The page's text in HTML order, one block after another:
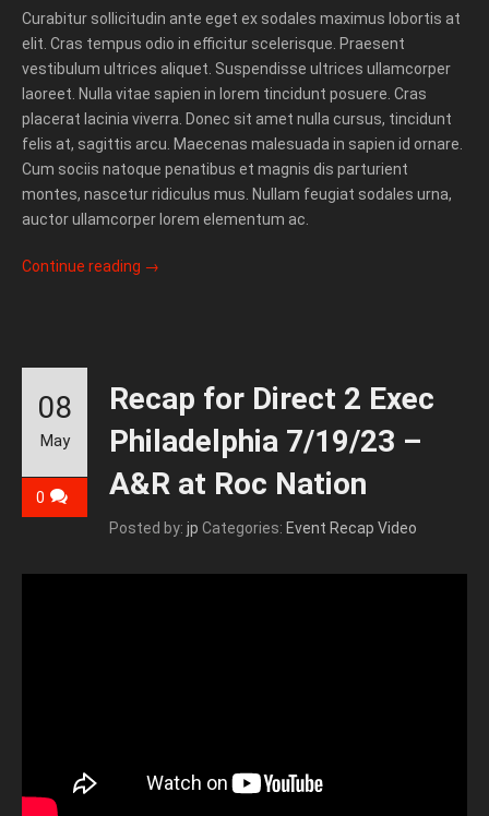
Curabitur sollicitudin ante eget ex sodales maximus lobortis at
elit. Cras tempus odio in efficitur scelerisque. Praesent
vestibulum ultrices aliquet. Suspendisse ultrices ullamcorper
laoreet. Nulla vitae sapien in lorem tincidunt posuere. Cras
placerat lacinia viverra. Donec sit amet nulla cursus, tincidunt
felis at, sagittis arcu. Maecenas malesuada in sapien id ornare.
Cum sociis natoque penatibus et magnis dis parturient
montes, nascetur ridiculus mus. Nullam feugiat sodales urna,
auctor ullamcorper lorem elementum ac.
Continue reading →
Recap for Direct 2 Exec
Philadelphia 7/19/23 –
A&R at Roc Nation
Posted by: jp Categories: Event Recap Video
08
May
0